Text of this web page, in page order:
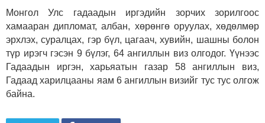
Монгол Улс гадаадын иргэдийн зорчих зорилгоос
хамааран дипломат, албан, хөрөнгө оруулах, хөдөлмөр
эрхлэх, суралцах, гэр бүл, цагаач, хувийн, шашны болон
түр ирэгч гэсэн 9 бүлэг, 64 ангиллын виз олгодог. Үүнээс
Гадаадын иргэн, харьяатын газар 58 ангиллын виз,
Гадаад харилцааны яам 6 ангиллын визийг тус тус олгож
байна.